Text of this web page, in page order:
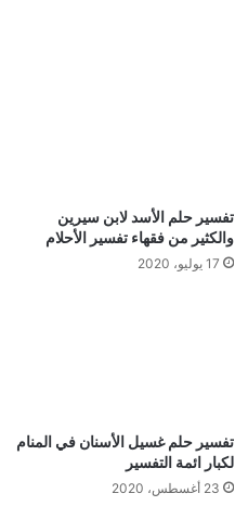
تفسير حلم الأسد لابن سيرين
والكثير من فقهاء تفسير الأحلام
17 يوليو، 2020
تفسير حلم غسيل الأسنان في المنام
لكبار ائمة التفسير
23 أغسطس، 2020